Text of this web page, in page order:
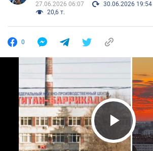
27.06.2026 06:07 30.06.2026 19:54
20,6 т.
0
Play